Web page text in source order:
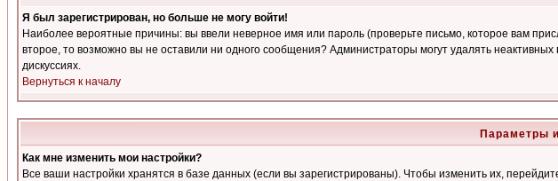
Я был зарегистрирован, но больше не могу войти!
Наиболее вероятные причины: вы ввели неверное имя или пароль (проверьте письмо, которое вам
второе, то возможно вы не оставили ни одного сообщения? Администраторы могут удалять
дискуссиях.
Вернуться к началу
Параметры
Как мне изменить мои настройки?
Все ваши настройки хранятся в базе данных (если вы зарегистрированы). Чтобы изменить их,